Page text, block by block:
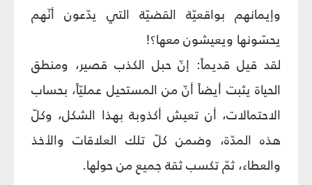
وإيمانهم بواقعيّة القضيّة التي يدّعون أنّهم
يحسّونها ويعيشون معها؟!
لقد قيل قديماً: إنّ حبل الكذب قصير، ومنطق
الحياة يثبت أيضاً أنّ من المستحيل عمليّاً، بحساب
الاحتمالات، أن تعيش أكذوبة بهذا الشكل، وكلّ
هذه المدّة، وضمن كلّ تلك العلاقات والأخذ
والعطاء، ثمّ تكسب ثقة جميع من حولها.